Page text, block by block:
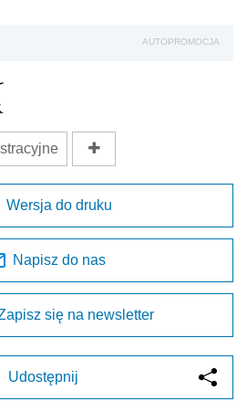
AUTOPROMOCJA
Wersja do druku
Napisz do nas
się na newsletter
Udostępnij